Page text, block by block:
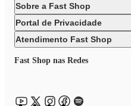
Sobre a Fast Shop
Portal de Privacidade
Atendimento Fast Shop
Fast Shop nas Redes